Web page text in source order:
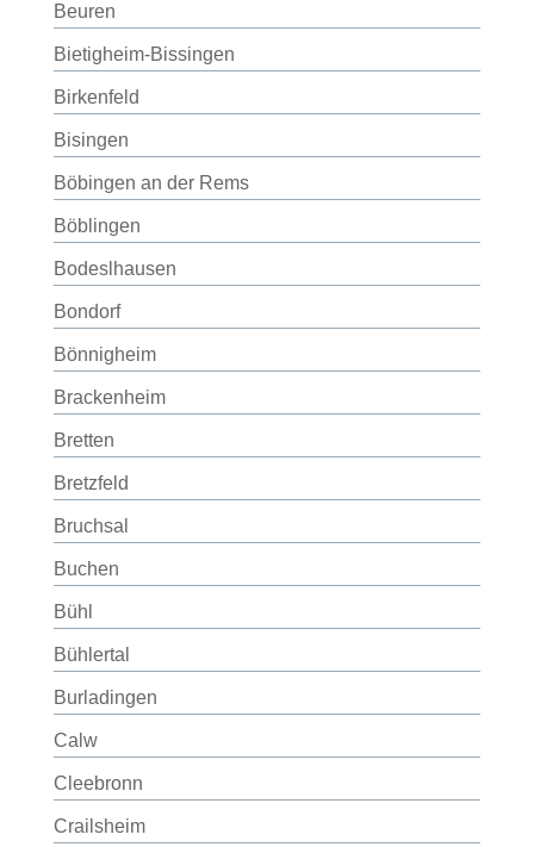
Beuren
Bietigheim-Bissingen
Birkenfeld
Bisingen
Böbingen an der Rems
Böblingen
Bodeslhausen
Bondorf
Bönnigheim
Brackenheim
Bretten
Bretzfeld
Bruchsal
Buchen
Bühl
Bühlertal
Burladingen
Calw
Cleebronn
Crailsheim